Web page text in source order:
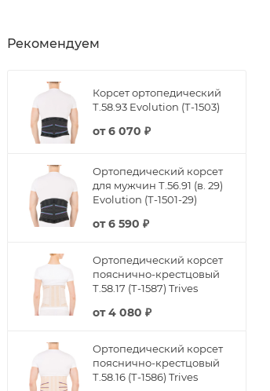
Рекомендуем
Корсет ортопедический
Т.58.93 Evolution (Т-1503)
от6 070 ₽
Ортопедический корсет
для мужчин Т.56.91 (в. 29)
Evolution (Т-1501-29)
от6 590 ₽
Ортопедический корсет
пояснично-крестцовый
Т.58.17 (Т-1587) Trives
от4 080 ₽
Ортопедический корсет
пояснично-крестцовый
Т.58.16 (Т-1586) Trives